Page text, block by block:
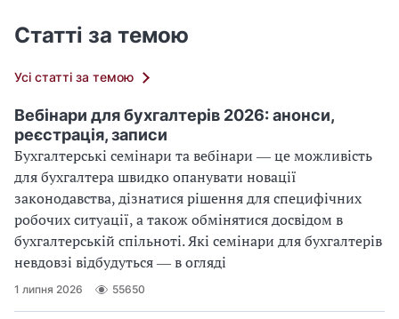
Статті за темою
Усі статті за темою
Вебінари для бухгалтерів 2026: анонси,
реєстрація, записи
Бухгалтерські семінари та вебінари ― це можливість
для бухгалтера швидко опанувати новації
законодавства, дізнатися рішення для специфічних
робочих ситуації, а також обмінятися досвідом в
бухгалтерській спільноті. Які семінари для бухгалтерів
невдовзі відбудуться ― в огляді
1 липня 2026 55650